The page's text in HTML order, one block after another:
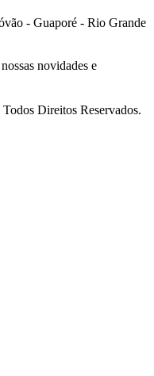
- Guaporé - Rio Grande
novidades e
Direitos Reservados.